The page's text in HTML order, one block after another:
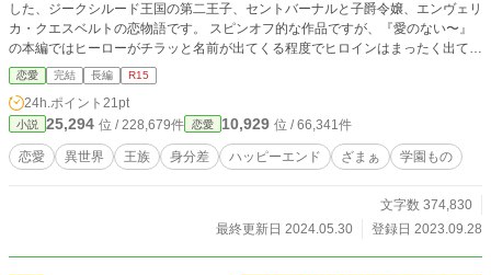
した、ジークシルード王国の第二王子、セントバーナルと子爵令嬢、エンヴェリ
カ・クエスベルトの恋物語です。 スピンオフ的な作品ですが、『愛のない〜』
の本編ではヒーローがチラッと名前が出てくる程度でヒロインはまったく出てき
ません。 『愛のない〜』を読まなくてもこちらの作品だけでもわかる内容とな
っておりますが、番外編の『ジョルジュミーナの結婚』ではヒーローとヒロイン
がちょこっと出てきます。 そして同じく番外編の『セントバーナルの憂鬱』で
はこの作品のヒーローが主役のお話です。 『愛のない〜』を読んでいらっしゃ
らない方はこちらをお読み頂いた後に『ジョルジュとミーナの結婚』『セントバ
ーナルの憂鬱』を読んで頂ければ嬉しいです。 もちろん同時でも大丈夫です
なってますので、ネタバレは嫌だ！という方はご注意下さませ。 このお話は主
にヒロインエンヴェリカ視点で進みますが、ヒーローのセントバーナル視点など
恋愛 完結 長編 R15
24h.ポイント 21pt
小説 25,294 位 / 228,679件 恋愛 10,929 位 / 66,341件
恋愛 異世界 王族 身分差 ハッピーエンド ざまぁ 学園もの
文字数 374,830
最終更新日 2024.05.30
登録日 2023.09.28